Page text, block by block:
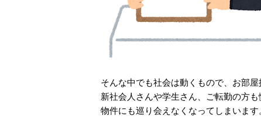
そんな中でも社会は動くもので、お部
新社会人さんや学生さん、ご転勤の方
物件にも巡り会えなくなってしまいます